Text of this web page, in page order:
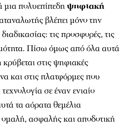
πολυεπίπεδηψηφιακή
βλέπει μόνο την
τις προσφορές, τις
Πίσω όμως από όλα αυτά
στις ψηφιακές
και στις πλατφόρμες που
σε έναν ενιαίο
τα αόρατα θεμέλια
ομαλή, ασφαλής και αποδοτική